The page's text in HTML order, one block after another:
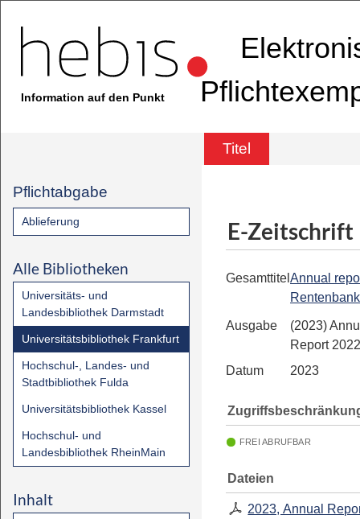
Information auf den Punkt
Titel
Pflichtabgabe
Ablieferung
Alle Bibliotheken
Universitäts- und
Landesbibliothek Darmstadt
Universitätsbibliothek Frankfurt
Hochschul-, Landes- und
Stadtbibliothek Fulda
Universitätsbibliothek Kassel
Hochschul- und
Landesbibliothek RheinMain
Inhalt
E-Zeitschrift
Gesamttitel Annual
Rentenbank
Ausgabe
(2023)
Report 2022
Datum
2023
FREI ABRUFBAR
Dateien
2023, Annual